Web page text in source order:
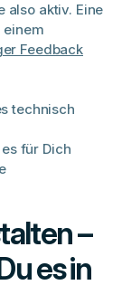
also aktiv. Eine
einem
Feedback
technisch
für Dich
–
es in